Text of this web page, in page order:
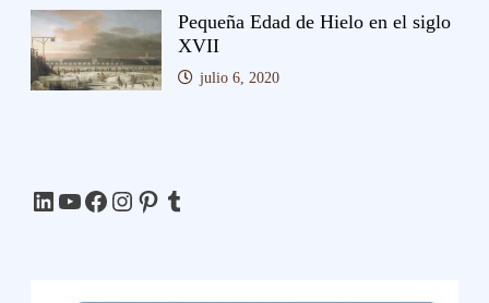
Pequeña Edad de Hielo en el siglo
XVII
julio 6, 2020
LinkedIn
YouTube
Facebook
Instagram
Pinterest
Tumblr